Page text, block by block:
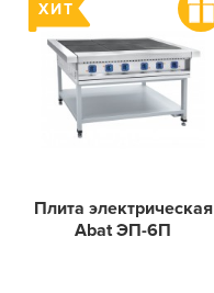
Плита электрическая
Abat ЭП-6П